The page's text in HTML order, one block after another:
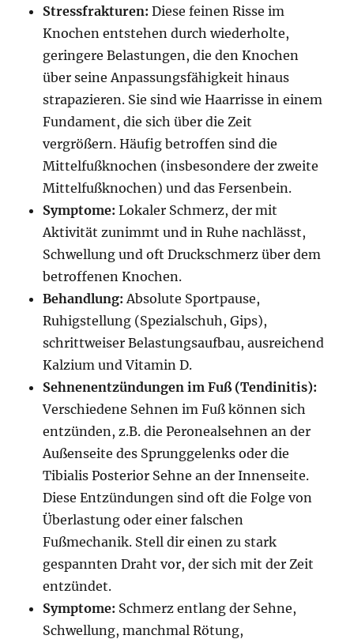
Stressfrakturen: Diese feinen Risse im
Knochen entstehen durch wiederholte,
geringere Belastungen, die den Knochen
über seine Anpassungsfähigkeit hinaus
strapazieren. Sie sind wie Haarrisse in einem
Fundament, die sich über die Zeit
vergrößern. Häufig betroffen sind die
Mittelfußknochen (insbesondere der zweite
Mittelfußknochen) und das Fersenbein.
Symptome: Lokaler Schmerz, der mit
Aktivität zunimmt und in Ruhe nachlässt,
Schwellung und oft Druckschmerz über dem
betroffenen Knochen.
Behandlung: Absolute Sportpause,
Ruhigstellung (Spezialschuh, Gips),
schrittweiser Belastungsaufbau, ausreichend
Kalzium und Vitamin D.
Sehnenentzündungen im Fuß (Tendinitis):
Verschiedene Sehnen im Fuß können sich
entzünden, z.B. die Peronealsehnen an der
Außenseite des Sprunggelenks oder die
Tibialis Posterior Sehne an der Innenseite.
Diese Entzündungen sind oft die Folge von
Überlastung oder einer falschen
Fußmechanik. Stell dir einen zu stark
gespannten Draht vor, der sich mit der Zeit
entzündet.
Symptome: Schmerz entlang der Sehne,
Schwellung, manchmal Rötung,